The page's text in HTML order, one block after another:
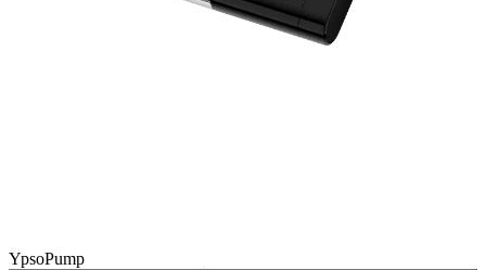
YpsoPump